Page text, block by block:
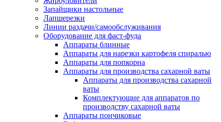
Запайщики настольные
Лапшерезки
Линии раздачи/самообслуживания
Оборудование для фаст-фуда
Аппараты блинные
Аппараты для нарезки картофеля спиралью
Аппараты для попкорна
Аппараты для производства сахарной ваты
Аппараты для производства сахарной
ваты
Комплектующие для аппаратов по
производству сахарной ваты
Аппараты пончиковые